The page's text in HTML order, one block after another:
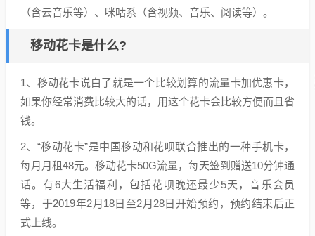
（含云音乐等）、咪咕系（含视频、音乐、阅读等）。
移动花卡是什么?
1、移动花卡说白了就是一个比较划算的流量卡加优惠卡，
如果你经常消费比较大的话，用这个花卡会比较方便而且省
钱。
2、“移动花卡”是中国移动和花呗联合推出的一种手机卡，
每月月租48元。移动花卡50G流量，每天签到赠送10分钟通
话。有6大生活福利，包括花呗晚还最少5天，音乐会员
等，于2019年2月18日至2月28日开始预约，预约结束后正
式上线。